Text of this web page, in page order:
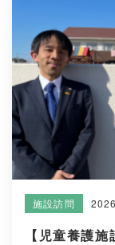
施設訪問
【児童養護